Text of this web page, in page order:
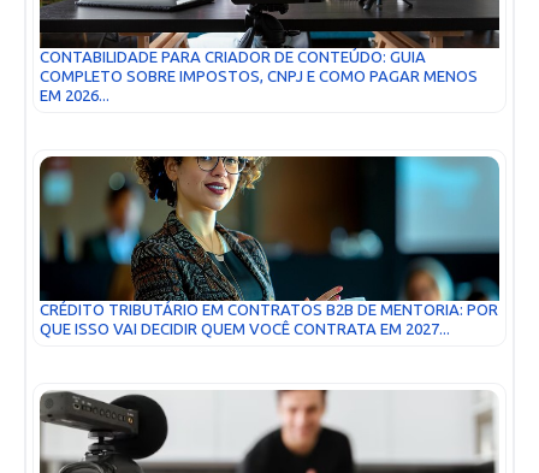
CONTABILIDADE PARA CRIADOR DE CONTEÚDO: GUIA
COMPLETO SOBRE IMPOSTOS, CNPJ E COMO PAGAR MENOS
EM 2026...
CRÉDITO TRIBUTÁRIO EM CONTRATOS B2B DE MENTORIA: POR
QUE ISSO VAI DECIDIR QUEM VOCÊ CONTRATA EM 2027...